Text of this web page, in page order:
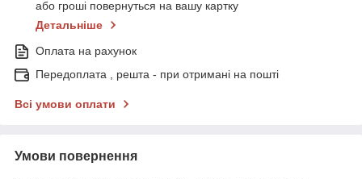
або гроші повернуться на вашу картку
Детальніше
Оплата на рахунок
Передоплата , решта - при отримані на пошті
Всі умови оплати
Умови повернення